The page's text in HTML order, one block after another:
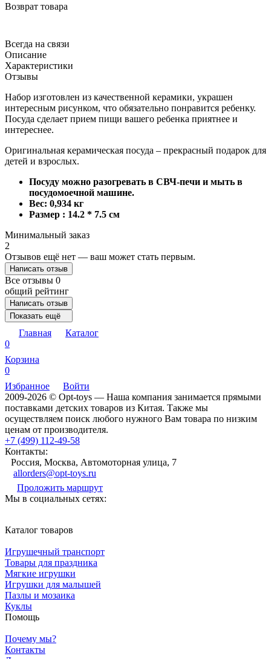
Возврат товара
Всегда на связи
Описание
Характеристики
Отзывы
Набор изготовлен из качественной керамики, украшен
интересным рисунком, что обязательно понравится ребенку.
Посуда сделает прием пищи вашего ребенка приятнее и
интереснее.
Оригинальная керамическая посуда – прекрасный подарок для
детей и взрослых.
Посуду можно разогревать в СВЧ-печи и мыть в
посудомоечной машине.
Вес: 0,934 кг
Размер : 14.2 * 7.5 см
Минимальный заказ
2
Отзывов ещё нет — ваш может стать первым.
Написать отзыв
Все отзывы 0
общий рейтинг
Написать отзыв
Показать ещё
Главная
Каталог
0
Корзина
0
Избранное
Войти
2009-2026 © Opt-toys — Наша компания занимается прямыми
поставками детских товаров из Китая. Также мы
осуществляем поиск любого нужного Вам товара по низким
ценам от производителя.
+7 (499) 112-49-58
Контакты:
Россия, Москва, Автомоторная улица, 7
allorders@opt-toys.ru
Проложить маршрут
Мы в социальных сетях:
Каталог товаров
Игрушечный транспорт
Товары для праздника
Мягкие игрушки
Игрушки для малышей
Пазлы и мозаика
Куклы
Помощь
Почему мы?
Контакты